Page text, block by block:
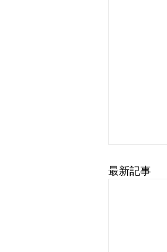
最新記事